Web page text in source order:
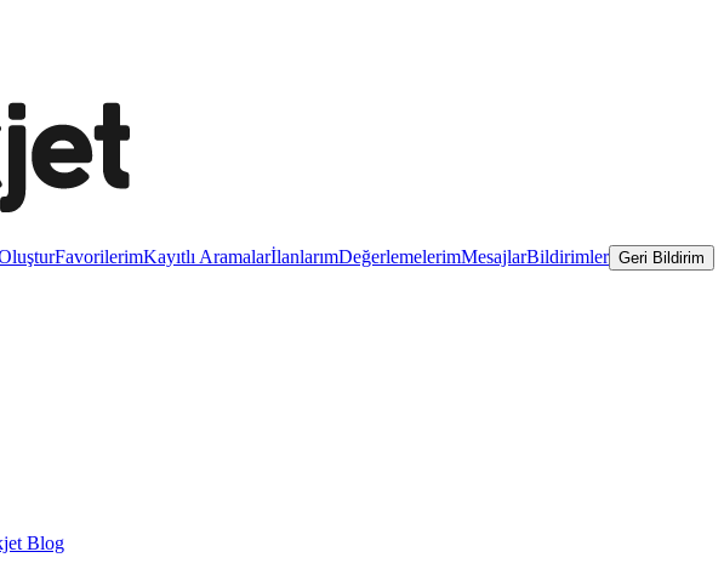
FavorilerimKayıtlı AramalarİlanlarımDeğerlemelerimMesajlarBildirimler Geri Bildirim
Blog